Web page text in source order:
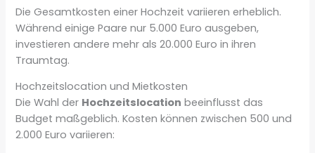
Die Gesamtkosten einer Hochzeit variieren erheblich.
Während einige Paare nur 5.000 Euro ausgeben,
investieren andere mehr als 20.000 Euro in ihren
Traumtag.
Hochzeitslocation und Mietkosten
Die Wahl der Hochzeitslocation beeinflusst das
Budget maßgeblich. Kosten können zwischen 500 und
2.000 Euro variieren: